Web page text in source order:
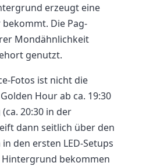
erzeugt eine
Die Pag-
Mondähnlichkeit
genutzt.
Fotos ist nicht die
Hour ab ca. 19:30
20:30 in der
dann seitlich über den
den ersten LED-Setups
Hintergrund bekommen